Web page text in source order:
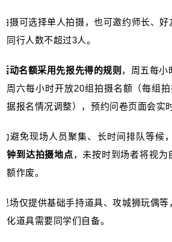
拍摄可选择单人拍摄，也可邀约师长、
同行人数不超过3人。
活动名额采用先报先得的规则 ，周五每小
周六每小时开放20组拍摄名额（每组
据报名情况调整），预约问卷页面会实
为避免现场人员聚集、长时间排队等候
钟到达拍摄地点，未按时到场者将视为
额作废。
现场仅提供基础手持道具、攻城狮玩偶
化道具需要同学们自备。